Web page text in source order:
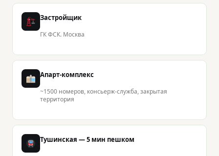
Застройщик
ГК ФСК. Москва
Апарт-комплекс
~1500 номеров, консьерж-служба, закрытая
территория
Тушинская — 5 мин пешком